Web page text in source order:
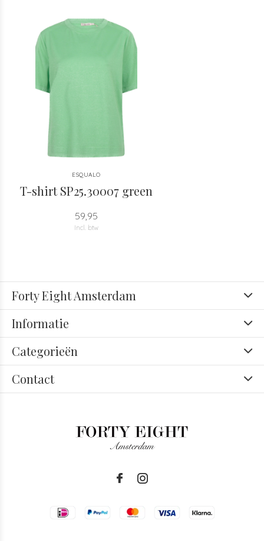
ESQUALO
T-shirt SP25.30007 green
59,95
Incl. btw
Forty Eight Amsterdam
Informatie
Categorieën
Contact